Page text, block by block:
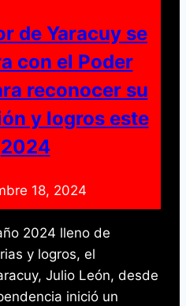
de Yaracuy se
con el Poder
reconocer su
y logros este
2024
18, 2024
2024 lleno de
y logros, el
Julio León, desde
inició un